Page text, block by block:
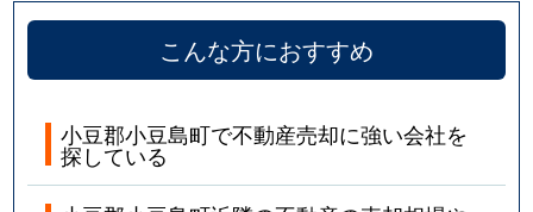
こんな方におすすめ
小豆郡小豆島町で不動産売却に強い会社を
探している